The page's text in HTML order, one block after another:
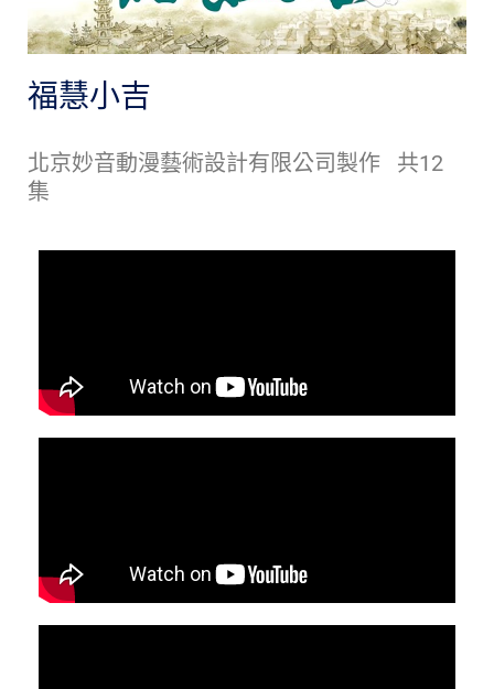
福慧小吉
北京妙音動漫藝術設計有限公司製作 共12
集